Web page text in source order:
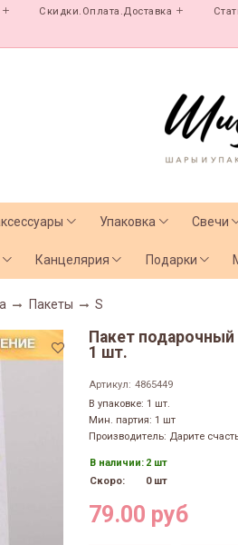
Скидки.Оплата.Доставка
Упаковка Свечи
Канцелярия Подарки
Пакеты S
Пакет
1 шт.
Артикул: 4865449
В упаковке: 1 шт.
Мин. партия: 1 шт
Производитель: Дарите
В наличии: 2 шт
Скоро:
0 шт
79.00 руб